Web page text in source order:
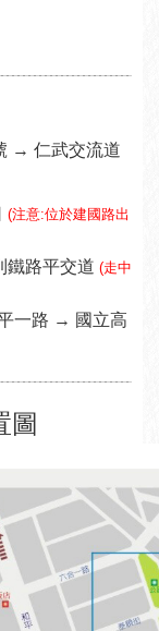
→ 仁武交流道
(注意:位於建國路出
路平交道 (走中
一路 → 國立高
圖